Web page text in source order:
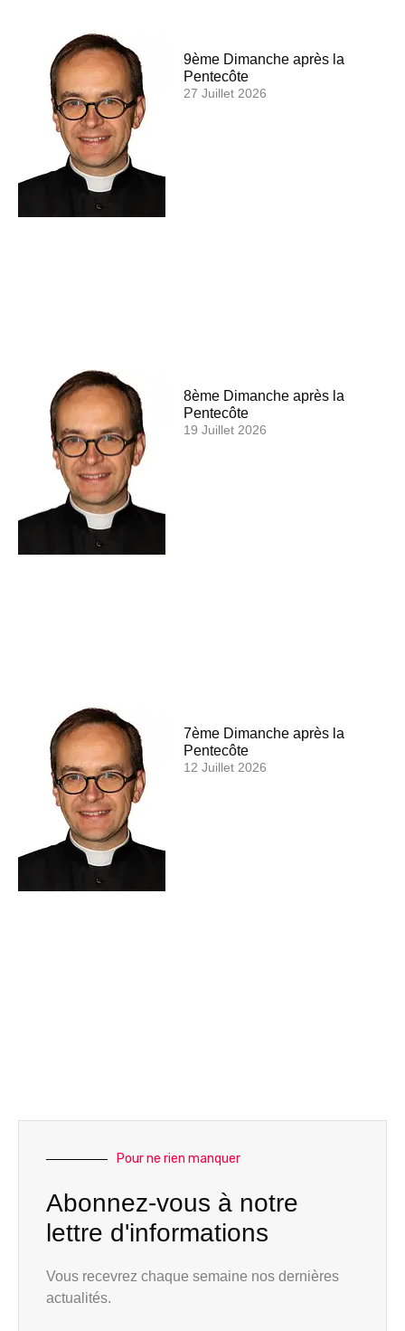
9ème Dimanche après la
Pentecôte
27 Juillet 2026
8ème Dimanche après la
Pentecôte
19 Juillet 2026
7ème Dimanche après la
Pentecôte
12 Juillet 2026
Pour ne rien manquer
Abonnez-vous à notre
lettre d'informations
Vous recevrez chaque semaine nos dernières
actualités.